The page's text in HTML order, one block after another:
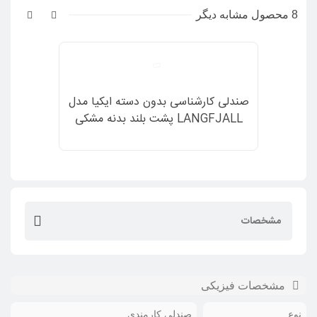
8 محصول مشابه دیگر
صندلی کارشناسی بدون دسته ایکیا مدل
LANGFJALL پشت بلند بدنه مشکی
مشخصات
مشخصات فیزیکی
نوع صندلی کارمندی